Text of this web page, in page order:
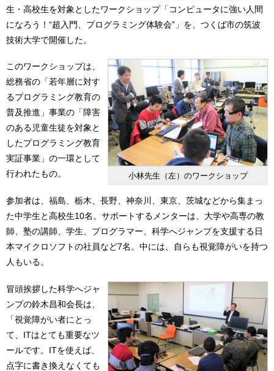
生・高校生を対象としたワークショップ「コンピュータに強い人間
になろう！“超入門、プログラミング体験会”」を、つくば市の筑波
技術大学で開催した。
小林先生（左）のワークショップ
このワークショップは、
総務省の「若年層に対す
るプログラミング教育の
普及推進」事業の「障害
のある児童生徒を対象と
したプログラミング教育
実証事業」の一環として
行われたもの。
参加者は、福島、栃木、長野、神奈川、東京、茨城などから集まっ
た中学生と高校生10名。サポートするメンターは、大学や高専の教
師、塾の講師、学生、プログラマー、科学へジャンプを支援する日
本マイクロソフトの社員など7名。中には、自らも視覚障がいを持つ
人もいる。
冒頭挨拶した科学へジャ
ンプの鈴木昌和会長は、
「視覚障がい者にとっ
て、ITはとても重要なツ
ールです。ITを使えば、
点字に書き換えなくても